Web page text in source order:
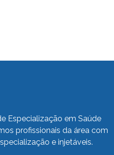
Especialização em Saúde
profissionais da área com
e injetáveis.